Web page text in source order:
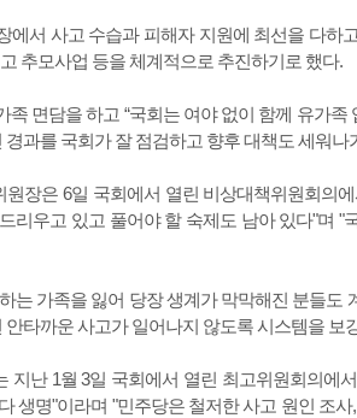
서 사고 수습과 피해자 지원에 최선을 다하
추모사업 등을 체계적으로 추진하기로 했다.
족 면담을 하고 “국회는 여야 없이 함께 유가
경과를 국회가 잘 점검하고 향후 대책도 세워나
장은 6일 국회에서 열린 비상대책위원회의
리우고 있고 풀어야 할 숙제도 남아 있다"며
는 가족을 잃어 당장 생계가 막막해진 분들
안타까운 사고가 일어나지 않도록 시스템을
지난 1월 3일 국회에서 열린 최고위원회의에
생명"이라며 "민주당은 철저한 사고 원인 조